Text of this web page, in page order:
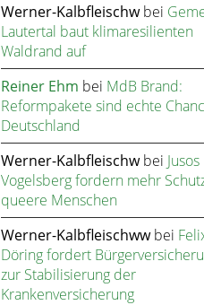
Werner-Kalbfleischwbei
Lautertal baut klimaresilienten
Waldrand auf
Reiner Ehm bei MdB Brand:
Reformpakete sind echte
Deutschland
Werner-Kalbfleischwbei Jusos
Vogelsberg fordern mehr
queere Menschen
Werner-Kalbfleischwwbei
Döring fordert
zur Stabilisierung der
Krankenversicherung